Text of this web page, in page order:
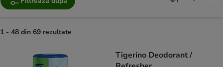
1 - 48 din 69 rezultate
Tigerino Deodorant /